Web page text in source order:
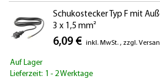
Schukostecker Typ F mit
3 x 1,5 mm²
6,09 € inkl. MwSt. , zzgl.
Auf Lager
Lieferzeit: 1 - 2 Werktage